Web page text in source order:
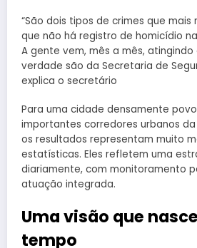
“São dois tipos de crimes que mais
que não há registro de homicídio
A gente vem, mês a mês,
verdade são da Secretaria de
explica o secretário
Para uma cidade densamente
importantes corredores urbanos da
os resultados representam muito
estatísticas. Eles refletem uma
diariamente, com monitoramento
atuação integrada.
Uma visão que
tempo